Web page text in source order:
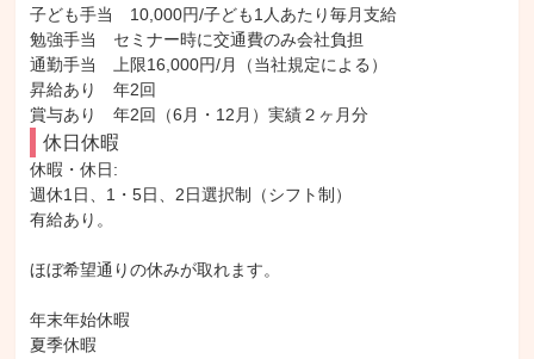
子ども手当　10,000円/子ども1人あたり毎月支給
勉強手当　セミナー時に交通費のみ会社負担
通勤手当　上限16,000円/月（当社規定による）
昇給あり　年2回
賞与あり　年2回（6月・12月）実績２ヶ月分
休日休暇
休暇・休日:
週休1日、1・5日、2日選択制（シフト制）
有給あり。
ほぼ希望通りの休みが取れます。
年末年始休暇
夏季休暇